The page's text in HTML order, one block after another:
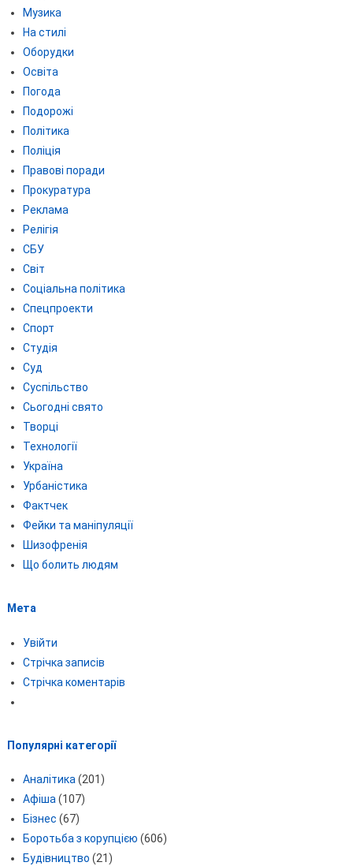
Музика
На стилі
Оборудки
Освіта
Погода
Подорожі
Політика
Поліція
Правові поради
Прокуратура
Реклама
Релігія
СБУ
Світ
Соціальна політика
Спецпроекти
Спорт
Студія
Суд
Суспільство
Сьогодні свято
Творці
Технології
Україна
Урбаністика
Фактчек
Фейки та маніпуляції
Шизофренія
Що болить людям
Мета
Увійти
Стрічка записів
Стрічка коментарів
Популярні категорії
Аналітика (201)
Афіша (107)
Бізнес (67)
Боротьба з корупцією (606)
Будівництво (21)